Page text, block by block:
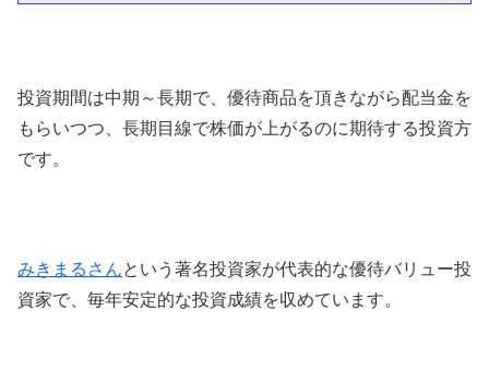
投資期間は中期～長期で、優待商品を頂きながら配当金を
もらいつつ、長期目線で株価が上がるのに期待する投資方
です。
みきまるさんという著名投資家が代表的な優待バリュー投
資家で、毎年安定的な投資成績を収めています。